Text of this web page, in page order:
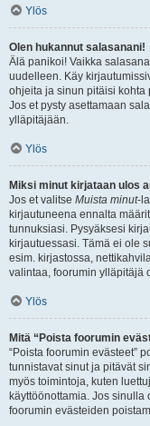
Ylös
Olen hukannut salasanani!
Älä panikoi! Vaikka
uudelleen. Käy
ohjeita ja sinun pitäisi
Jos et pysty asettamaan
ylläpitäjään.
Ylös
Miksi minut kirjataan ulos
Jos et valitse Muista minut-
kirjautuneena ennalta
tunnuksiasi. Pysyäksesi
kirjautuessasi. Tämä ei ole
esim. kirjastossa,
valintaa, foorumin ylläpitäjä
Ylös
Mitä “Poista foorumin
“Poista foorumin evästeet”
tunnistavat sinut ja pitävät
myös toimintoja, kuten
käyttöönottamia. Jos
foorumin evästeiden